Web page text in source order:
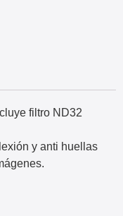
filtro ND32
y anti huellas